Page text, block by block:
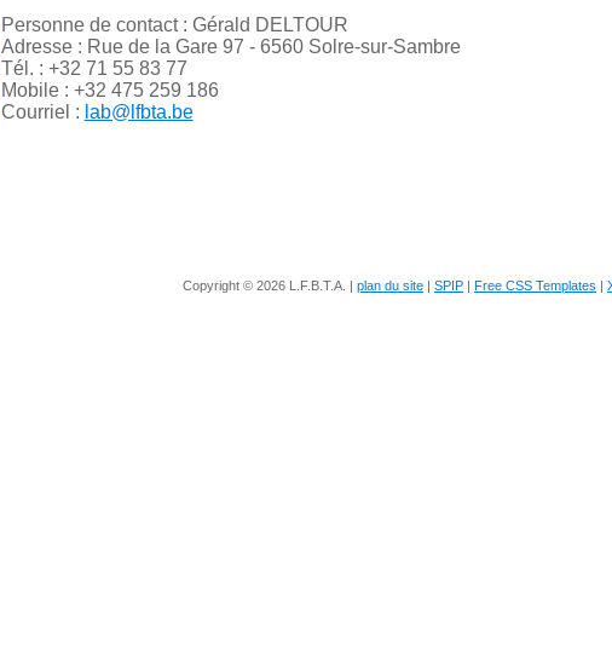
Personne de contact : Gérald DELTOUR
Adresse : Rue de la Gare 97 - 6560 Solre-sur-Sambre
Tél. : +32 71 55 83 77
Mobile : +32 475 259 186
Courriel : lab@lfbta.be
Copyright © 2026 L.F.B.T.A. | plan du site | SPIP | Free CSS Templates |